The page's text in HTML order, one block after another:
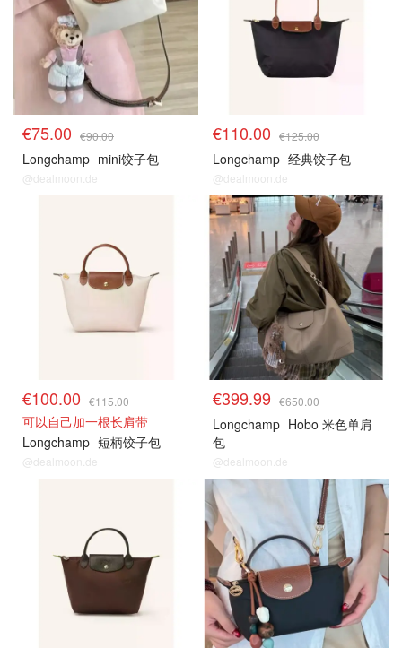
€75.00 €90.00
Longchamp mini饺子包
@dealmoon.de
€110.00 €125.00
Longchamp 经典饺子包
@dealmoon.de
€100.00 €115.00
可以自己加一根长肩带
Longchamp 短柄饺子包
@dealmoon.de
€399.99 €650.00
Longchamp Hobo 米色单肩
包
@dealmoon.de